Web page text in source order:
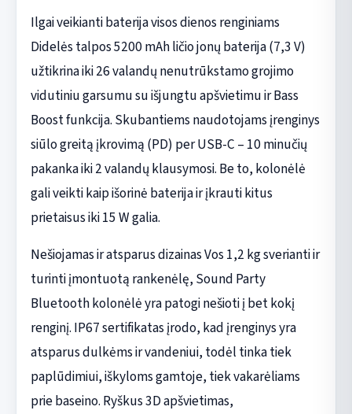
Ilgai veikianti baterija visos dienos renginiams
Didelės talpos 5200 mAh ličio jonų baterija (7,3 V)
užtikrina iki 26 valandų nenutrūkstamo grojimo
vidutiniu garsumu su išjungtu apšvietimu ir Bass
Boost funkcija. Skubantiems naudotojams įrenginys
siūlo greitą įkrovimą (PD) per USB-C – 10 minučių
pakanka iki 2 valandų klausymosi. Be to, kolonėlė
gali veikti kaip išorinė baterija ir įkrauti kitus
prietaisus iki 15 W galia.
Nešiojamas ir atsparus dizainas Vos 1,2 kg sverianti ir
turinti įmontuotą rankenėlę, Sound Party
Bluetooth kolonėlė yra patogi nešioti į bet kokį
renginį. IP67 sertifikatas įrodo, kad įrenginys yra
atsparus dulkėms ir vandeniui, todėl tinka tiek
paplūdimiui, iškyloms gamtoje, tiek vakarėliams
prie baseino. Ryškus 3D apšvietimas,